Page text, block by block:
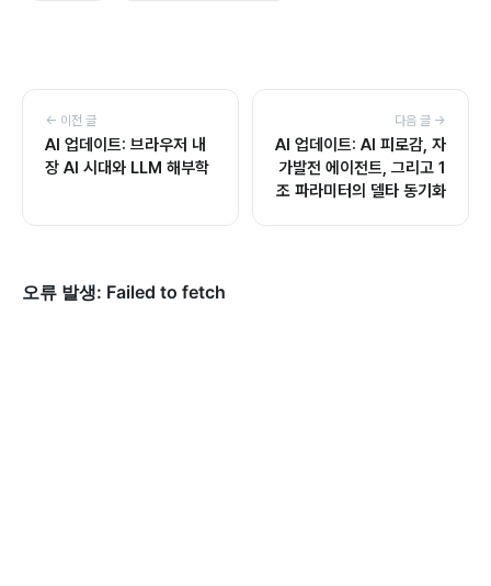
← 이전 글
AI 업데이트: 브라우저 내
장 AI 시대와 LLM 해부학
다음 글 →
AI 업데이트: AI 피로감, 자
가발전 에이전트, 그리고 1
조 파라미터의 델타 동기화